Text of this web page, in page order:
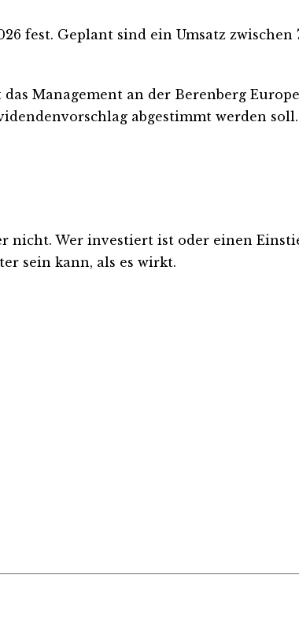
fest. Geplant sind ein Umsatz zwischen
Management an der Berenberg
abgestimmt werden
nicht. Wer investiert ist oder einen
sein kann, als es wirkt.